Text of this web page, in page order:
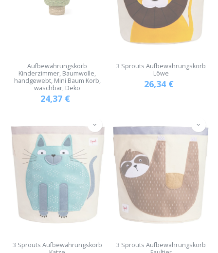
Aufbewahrungskorb
Kinderzimmer, Baumwolle,
handgewebt, Mini Baum Korb,
waschbar, Deko
24,37 €
3 Sprouts Aufbewahrungskorb
Löwe
26,34 €
3 Sprouts Aufbewahrungskorb
3 Sprouts Aufbewahrungskorb